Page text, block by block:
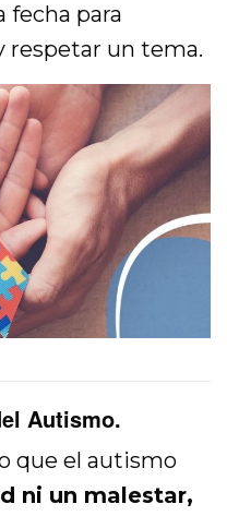
fecha para
respetar un tema.
Autismo.
que el autismo
ni un malestar,